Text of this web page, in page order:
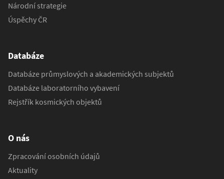
Národní strategie
Úspěchy ČR
Databáze
Databáze průmyslových a akademických subjektů
Databáze laboratorního vybavení
Rejstřík kosmických objektů
O nás
Zpracování osobních údajů
Aktuality